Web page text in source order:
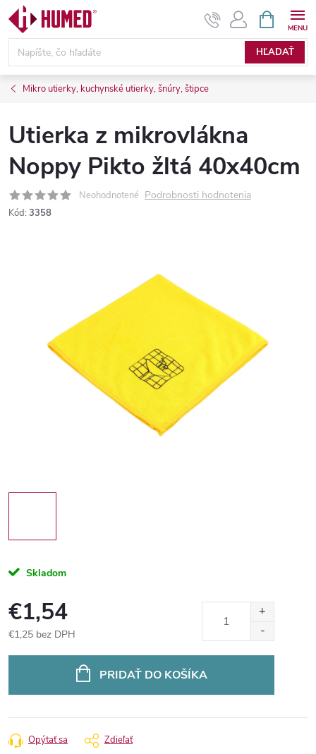
Prejsť
obsah
HĽADAŤ
KOŠÍK
Mikro utierky, kuchynské utierky, šnúry, štipce
Utierka z mikrovlákna
Noppy Pikto žltá 40x40cm
Neohodnotené Podrobnosti hodnotenia
Kód: 3358
Skladom
€1,54
€1,25 bez DPH
PRIDAŤ DO KOŠÍKA
Opýtať sa Zdieľať